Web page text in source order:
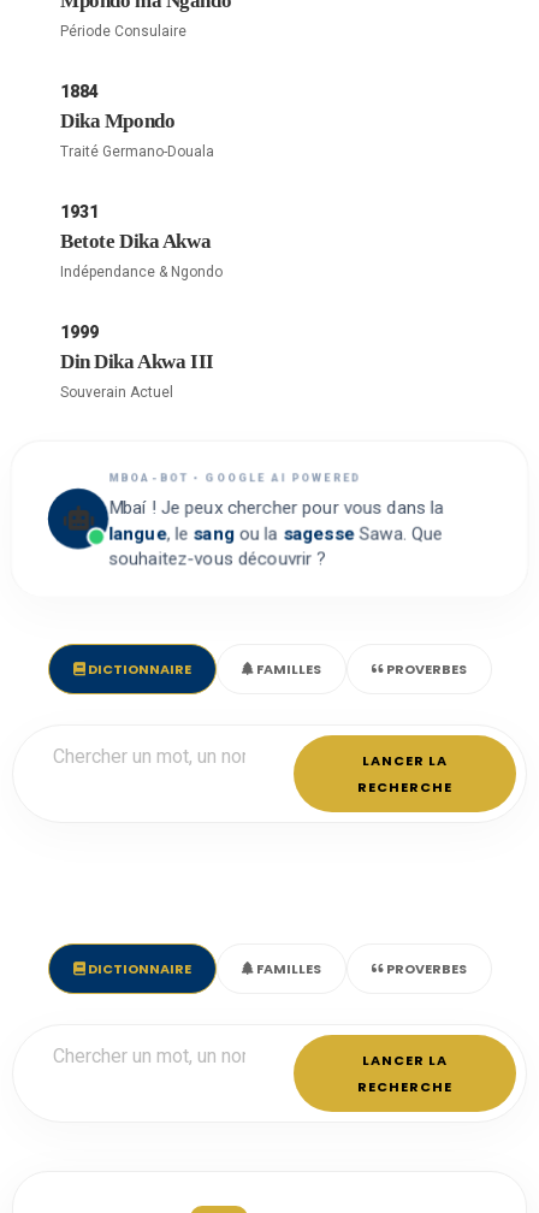
Période Consulaire
1884
Dika Mpondo
Traité Germano-Douala
1931
Betote Dika Akwa
Indépendance & Ngondo
1999
Din Dika Akwa III
Souverain Actuel
MBOA-BOT • GOOGLE AI POWERED
Mbaí ! Je peux chercher pour vous dans la
langue, le sangou la sagesseSawa. Que
souhaitez-vous découvrir ?
DICTIONNAIRE FAMILLES PROVERBES
LANCER LA
RECHERCHE
DICTIONNAIRE FAMILLES PROVERBES
LANCER LA
RECHERCHE